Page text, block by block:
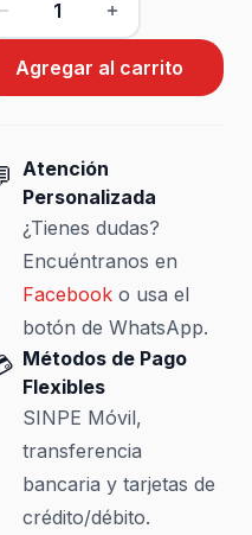
Agregar al carrito
Atención
Personalizada
¿Tienes dudas?
Encuéntranos en
Facebooko usa el
botón de WhatsApp.
Métodos de Pago
Flexibles
SINPE Móvil,
transferencia
bancaria y tarjetas de
crédito/débito.